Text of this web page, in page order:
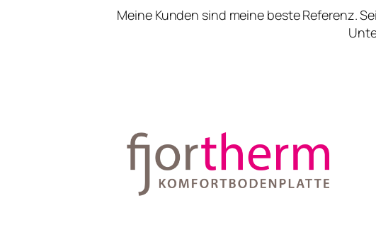
Meine Kunden sind meine beste Referenz.